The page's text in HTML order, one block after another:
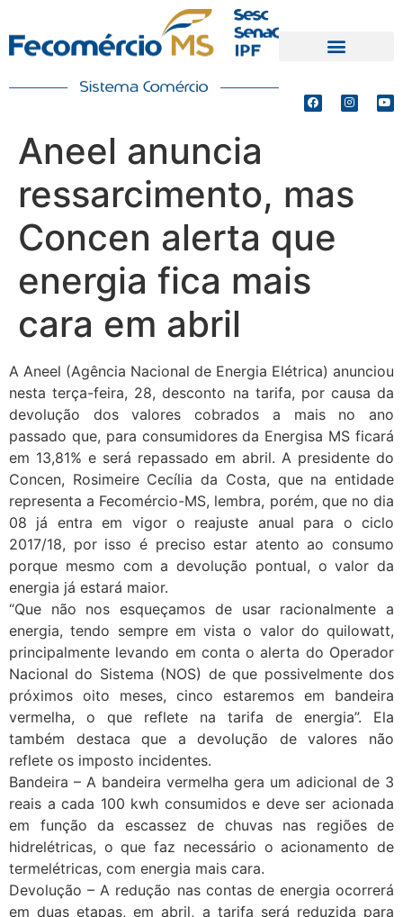
Aneel anuncia
ressarcimento, mas
Concen alerta que
energia fica mais
cara em abril
A Aneel (Agência Nacional de Energia Elétrica) anunciou
nesta terça-feira, 28, desconto na tarifa, por causa da
devolução dos valores cobrados a mais no ano
passado que, para consumidores da Energisa MS ficará
em 13,81% e será repassado em abril. A presidente do
Concen, Rosimeire Cecília da Costa, que na entidade
representa a Fecomércio-MS, lembra, porém, que no dia
08 já entra em vigor o reajuste anual para o ciclo
2017/18, por isso é preciso estar atento ao consumo
porque mesmo com a devolução pontual, o valor da
energia já estará maior.
“Que não nos esqueçamos de usar racionalmente a
energia, tendo sempre em vista o valor do quilowatt,
principalmente levando em conta o alerta do Operador
Nacional do Sistema (NOS) de que possivelmente dos
próximos oito meses, cinco estaremos em bandeira
vermelha, o que reflete na tarifa de energia”. Ela
também destaca que a devolução de valores não
reflete os imposto incidentes.
Bandeira – A bandeira vermelha gera um adicional de 3
reais a cada 100 kwh consumidos e deve ser acionada
em função da escassez de chuvas nas regiões de
hidrelétricas, o que faz necessário o acionamento de
termelétricas, com energia mais cara.
Devolução – A redução nas contas de energia ocorrerá
em duas etapas, em abril, a tarifa será reduzida para